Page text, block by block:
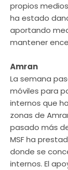
propios
ha estado
aportando
mantener
Amran
La semana
móviles para
internos que
zonas de
pasado más
MSF ha
donde se
internos. El